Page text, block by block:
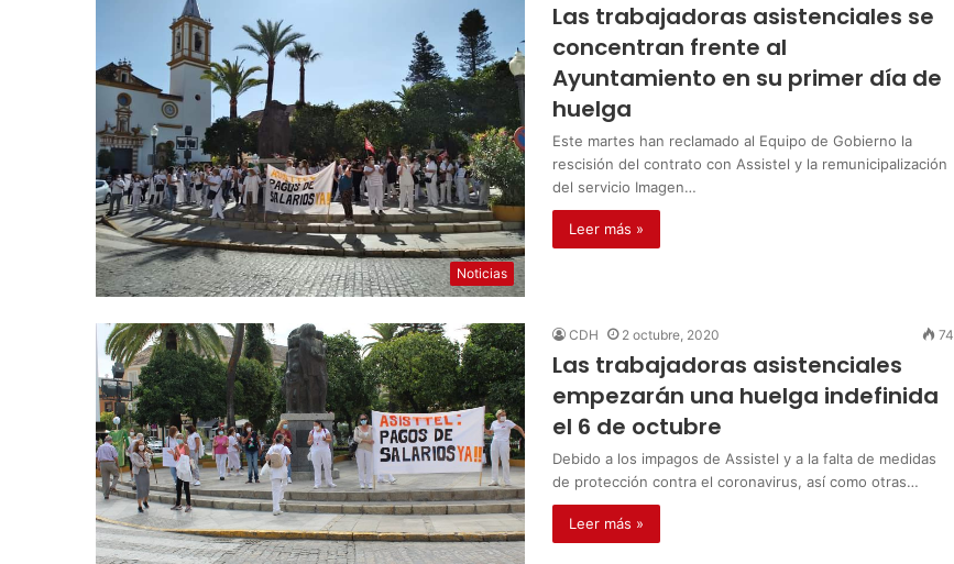
Noticias
Las trabajadoras asistenciales se
concentran frente al
Ayuntamiento en su primer día de
huelga
Este martes han reclamado al Equipo de Gobierno la
rescisión del contrato con Assistel y la remunicipalización
del servicio Imagen…
Leer más »
CDH 2 octubre, 2020 74
Las trabajadoras asistenciales
empezarán una huelga indefinida
el 6 de octubre
Debido a los impagos de Assistel y a la falta de medidas
de protección contra el coronavirus, así como otras…
Leer más »